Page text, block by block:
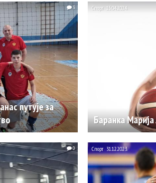
путује за
3
Баранка
Спорт 15.04.2024.
0 Спорт 31.12.2023.